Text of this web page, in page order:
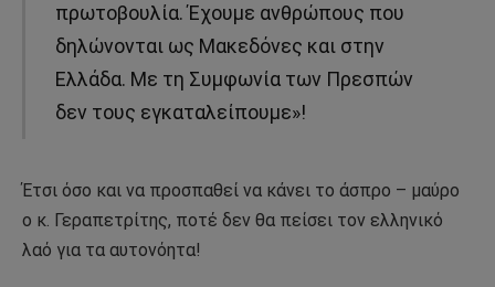
πρωτοβουλία. Έχουμε ανθρώπους που
δηλώνονται ως Μακεδόνες και στην
Ελλάδα. Με τη Συμφωνία των Πρεσπών
δεν τους εγκαταλείπουμε»!
Έτσι όσο και να προσπαθεί να κάνει το άσπρο – μαύρο
ο κ. Γεραπετρίτης, ποτέ δεν θα πείσει τον ελληνικό
λαό για τα αυτονόητα!